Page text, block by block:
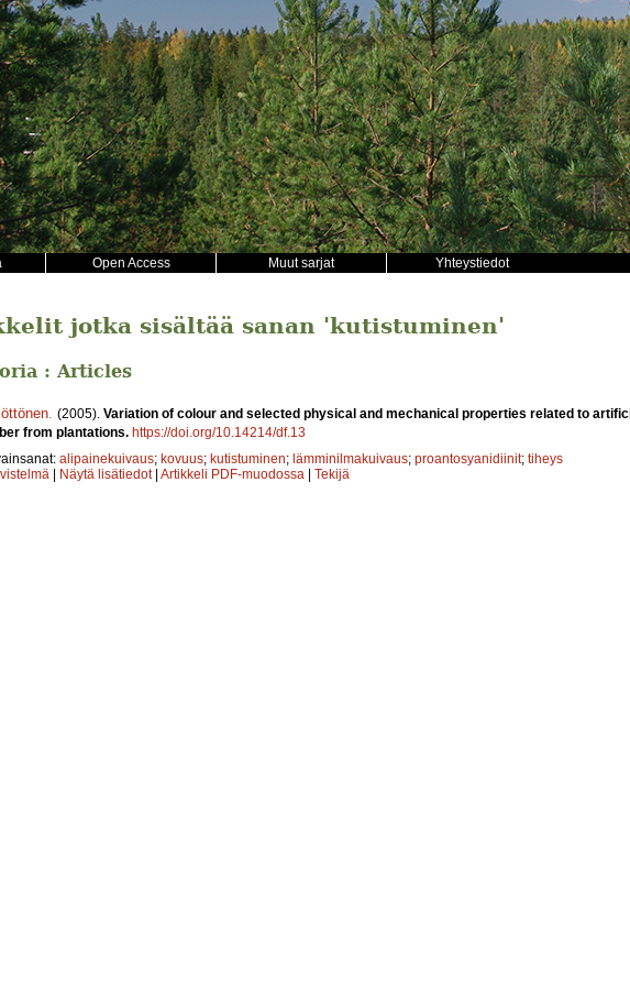
Open Access Muut sarjat Yhteystiedot
jotka sisältää sanan 'kutistuminen'
: Articles
(2005). Variation of colour and selected physical and mechanical properties related to
from plantations. https://doi.org/10.14214/df.13
alipainekuivaus; kovuus; kutistuminen; lämminilmakuivaus; proantosyanidiinit; tiheys
| Näytä lisätiedot | Artikkeli PDF-muodossa | Tekijä